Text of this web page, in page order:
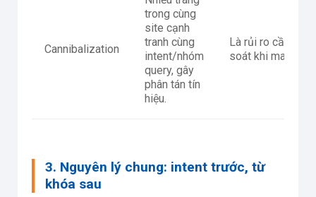
Cannibalization
trong cùng
site cạnh
tranh cùng
intent/nhóm
query, gây
phân tán tín
hiệu.
Là rủi ro cần kiểm
soát khi mapping.
3. Nguyên lý chung: intent trước, từ
khóa sau